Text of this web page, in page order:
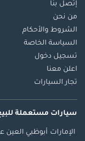
إتصل بنا
من نحن
الشروط والأحكام
السياسة الخاصة
تسجيل دخول
اعلن معنا
تجار السيارات
سيارات مستعملة
الإمارات أبوظبي العين